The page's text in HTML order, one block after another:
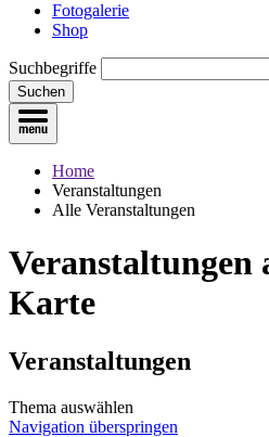
Fotogalerie
Shop
Suchbegriffe
Suchen
Home
Veranstaltungen
Alle Veranstaltungen
Veranstaltungen
Karte
Veranstaltungen
Thema auswählen
Navigation überspringen